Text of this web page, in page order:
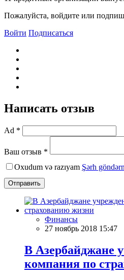
Пожалуйста, войдите или
Войти Подписаться
Написать отзыв
Ad *
Ваш отзыв *
Oxudum və razıyam Şərh
Отправить
Финансы
27 ноябрь 2018 15:47
В Азербайджане
компания по